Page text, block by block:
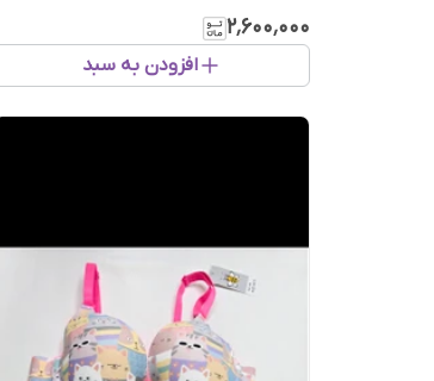
۲٬۶۰۰٬۰۰۰
افزودن به سبد